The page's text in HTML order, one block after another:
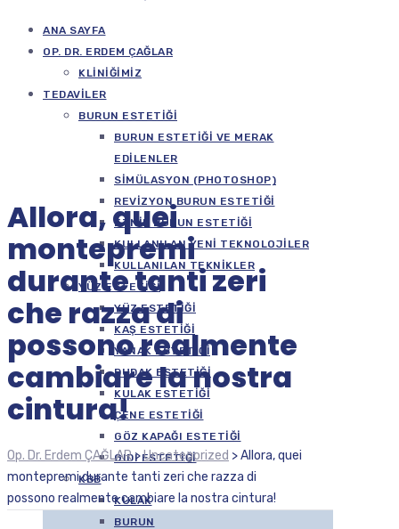
ANA SAYFA
OP. DR. ERDEM ÇAĞLAR
KLINIĞIMIZ
TEDAVILER
BURUN ESTETIĞI
BURUN ESTETIĞI VE MERAK
EDILENLER
SIMÜLASYON (PHOTOSHOP)
REVIZYON BURUN ESTETIĞI
ETNIK BURUN ESTETIĞI
KULLANILAN YENI TEKNOLOJILER
KULLANILAN TEKNIKLER
YÜZ ESTETIĞI
YÜZ ESTETIĞI
KAŞ ESTETIĞI
YANAK ESTETIĞI
DUDAK ESTETIĞI
KULAK ESTETIĞI
ÇENE ESTETIĞI
GÖZ KAPAĞI ESTETIĞI
GIDI ESTETIĞI
KBB
KULAK
BURUN
Allora, quei
montepremi
durante tanti zeri
che razza di
possono realmente
cambiare la nostra
cintura!
Op. Dr. Erdem ÇAĞLAR>Uncategorized >Allora, quei
montepremi durante tanti zeri che razza di
possono realmente cambiare la nostra cintura!